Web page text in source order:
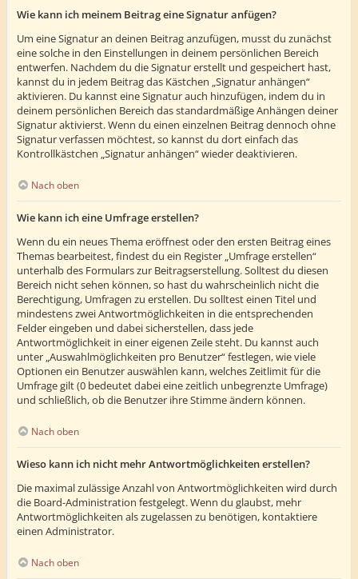
Wie kann ich meinem Beitrag eine Signatur anfügen?
Um eine Signatur an deinen Beitrag anzufügen, musst du zunächst
eine solche in den Einstellungen in deinem persönlichen Bereich
entwerfen. Nachdem du die Signatur erstellt und gespeichert hast,
kannst du in jedem Beitrag das Kästchen „Signatur anhängen“
aktivieren. Du kannst eine Signatur auch hinzufügen, indem du in
deinem persönlichen Bereich das standardmäßige Anhängen deiner
Signatur aktivierst. Wenn du einen einzelnen Beitrag dennoch ohne
Signatur verfassen möchtest, so kannst du dort einfach das
Kontrollkästchen „Signatur anhängen“ wieder deaktivieren.
Nach oben
Wie kann ich eine Umfrage erstellen?
Wenn du ein neues Thema eröffnest oder den ersten Beitrag eines
Themas bearbeitest, findest du ein Register „Umfrage erstellen“
unterhalb des Formulars zur Beitragserstellung. Solltest du diesen
Bereich nicht sehen können, so hast du wahrscheinlich nicht die
Berechtigung, Umfragen zu erstellen. Du solltest einen Titel und
mindestens zwei Antwortmöglichkeiten in die entsprechenden
Felder eingeben und dabei sicherstellen, dass jede
Antwortmöglichkeit in einer eigenen Zeile steht. Du kannst auch
unter „Auswahlmöglichkeiten pro Benutzer“ festlegen, wie viele
Optionen ein Benutzer auswählen kann, welches Zeitlimit für die
Umfrage gilt (0 bedeutet dabei eine zeitlich unbegrenzte Umfrage)
und schließlich, ob die Benutzer ihre Stimme ändern können.
Nach oben
Wieso kann ich nicht mehr Antwortmöglichkeiten erstellen?
Die maximal zulässige Anzahl von Antwortmöglichkeiten wird durch
die Board-Administration festgelegt. Wenn du glaubst, mehr
Antwortmöglichkeiten als zugelassen zu benötigen, kontaktiere
einen Administrator.
Nach oben